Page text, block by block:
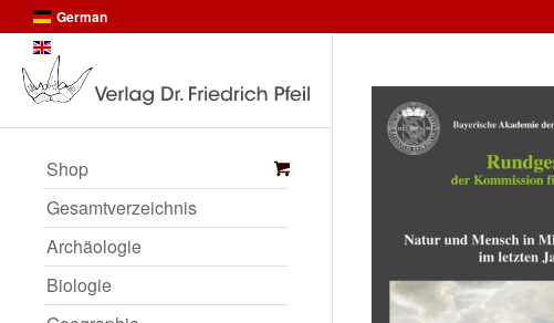
German
Shop
Gesamtverzeichnis
Archäologie
Biologie